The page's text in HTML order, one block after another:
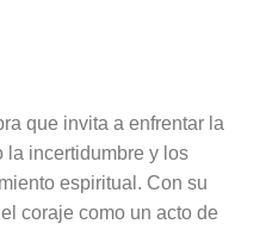
que invita a enfrentar la
la incertidumbre y los
espiritual. Con su
coraje como un acto de